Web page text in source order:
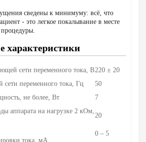
сведены к минимуму: всё, что
- это легкое покалывание в месте
характеристики
сети переменного тока, В220 ± 20
сети переменного тока, Гц
50
не более, Вт
7
аппарата на нагрузке 2 кОм,
20
тока, мА
0 – 5